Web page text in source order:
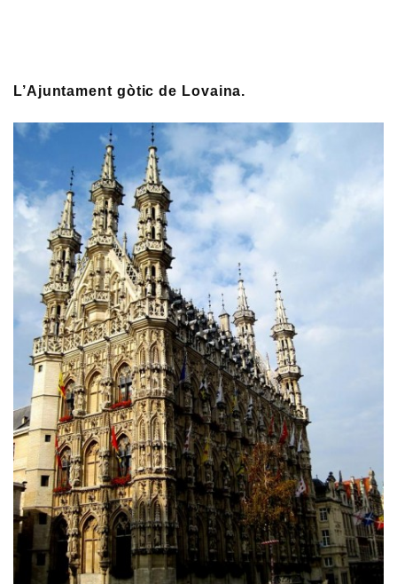
L’Ajuntament gòtic de Lovaina.